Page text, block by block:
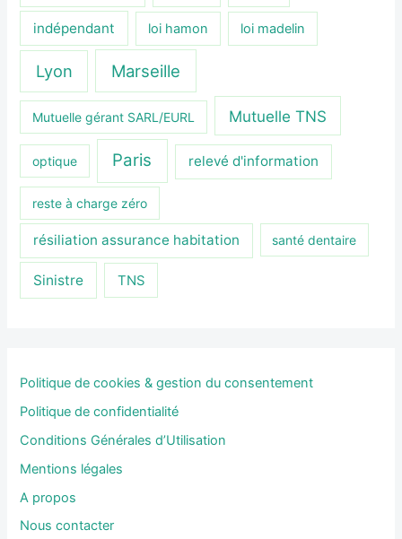
indépendant loi hamon loi madelin
Lyon Marseille
Mutuelle gérant SARL/EURL Mutuelle TNS
optique Paris relevé d'information
reste à charge zéro
résiliation assurance habitation santé dentaire
Sinistre TNS
Politique de cookies & gestion du consentement
Politique de confidentialité
Conditions Générales d’Utilisation
Mentions légales
A propos
Nous contacter